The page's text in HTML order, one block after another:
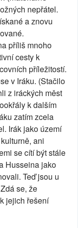
nepřátel.
a znovu
příliš mnoho
cesty k
příležitostí.
v Iráku. (Stačilo
z iráckých měst
k dalším
zatím zcela
Irák jako území
ani
se cítí být stále
Husseina jako
Teď jsou u
se, že
jejich řešení